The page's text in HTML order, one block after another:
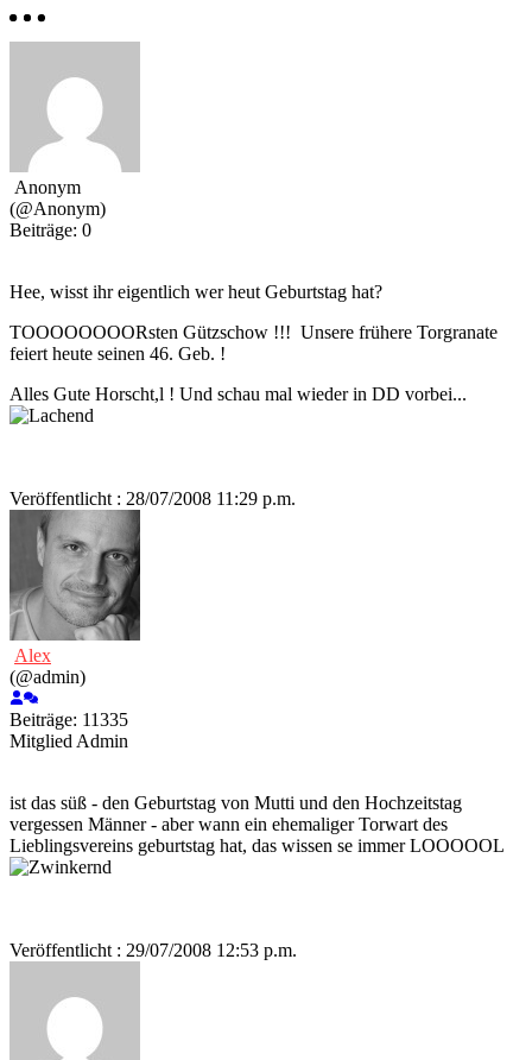
Anonym
(@Anonym)
Beiträge: 0
Hee, wisst ihr eigentlich wer heut Geburtstag hat?
TOOOOOOOORsten Gützschow !!! Unsere frühere Torgranate
feiert heute seinen 46. Geb. !
Alles Gute Horscht,l ! Und schau mal wieder in DD vorbei...
Veröffentlicht : 28/07/2008 11:29 p.m.
Alex
(@admin)
Beiträge: 11335
Mitglied Admin
ist das süß - den Geburtstag von Mutti und den Hochzeitstag
vergessen Männer - aber wann ein ehemaliger Torwart des
Lieblingsvereins geburtstag hat, das wissen se immer LOOOOOL
Veröffentlicht : 29/07/2008 12:53 p.m.